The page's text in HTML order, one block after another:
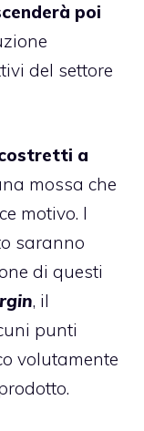
poi
del settore
a
mossa che
motivo. I
saranno
di questi
, il
punti
volutamente